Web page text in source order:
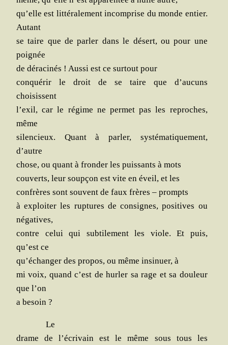
qu’elle est lit­té­ra­le­ment incom­prise du monde entier.
Autant
se taire que de par­ler dans le désert, ou pour une
poignée
de déra­ci­nés ! Aus­si est ce sur­tout pour
conqué­rir le droit de se taire que d’aucuns
choisissent
l’exil, car le régime ne per­met pas les reproches,
même
silen­cieux. Quant à par­ler, sys­té­ma­ti­que­ment,
d’autre
chose, ou quant à fron­der les puis­sants à mots
cou­verts, leur soup­çon est vite en éveil, et les
confrères sont sou­vent de faux frères – prompts
à exploi­ter les rup­tures de consignes, posi­tives ou
négatives,
contre celui qui sub­ti­le­ment les viole. Et puis,
qu’est ce
qu’échanger des pro­pos, ou même insi­nuer, à
mi voix, quand c’est de hur­ler sa rage et sa dou­leur
que l’on
a besoin ?
Le
drame de l’écrivain est le même sous tous les